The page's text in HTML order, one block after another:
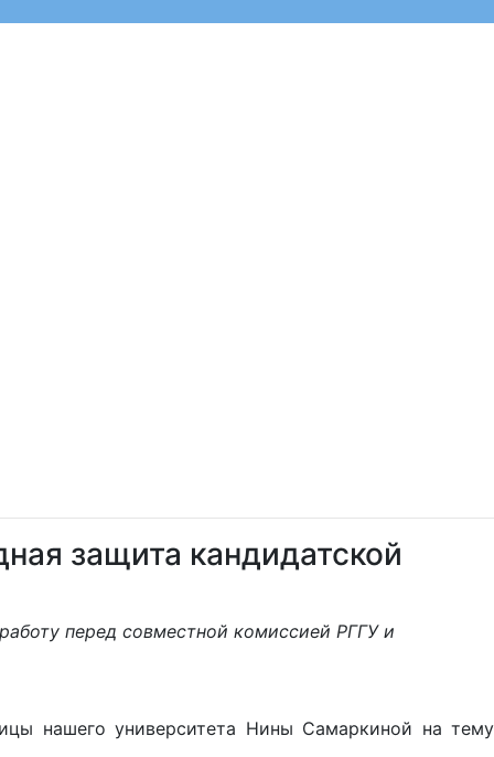
защита кандидатской
перед совместной комиссией РГГУ и
нашего университета Нины Самаркиной на тему